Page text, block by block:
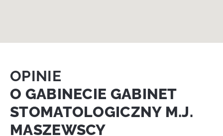
OPINIE
O GABINECIE GABINET
STOMATOLOGICZNY M.J.
MASZEWSCY